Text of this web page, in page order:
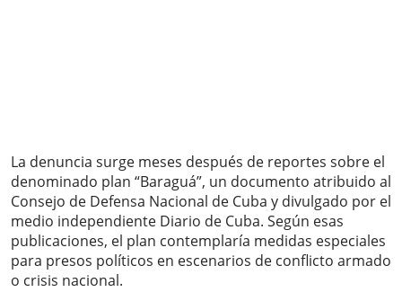
La denuncia surge meses después de reportes sobre el
denominado plan “Baraguá”, un documento atribuido al
Consejo de Defensa Nacional de Cuba y divulgado por el
medio independiente Diario de Cuba. Según esas
publicaciones, el plan contemplaría medidas especiales
para presos políticos en escenarios de conflicto armado
o crisis nacional.